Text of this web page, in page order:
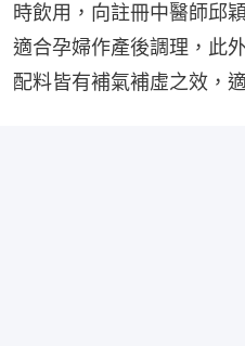
時飲用，向註冊中醫師邱
適合孕婦作產後調理，此
配料皆有補氣補虛之效，